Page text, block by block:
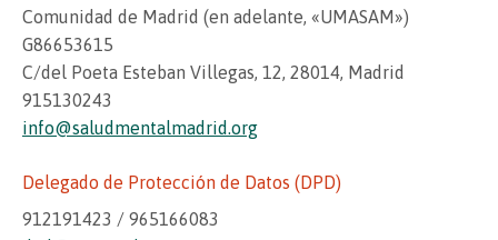
Comunidad de Madrid (en adelante, «UMASAM»)
G86653615
C/del Poeta Esteban Villegas, 12, 28014, Madrid
915130243
info@saludmentalmadrid.org
Delegado de Protección de Datos (DPD)
912191423 / 965166083